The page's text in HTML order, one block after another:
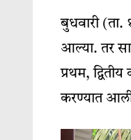
बुधवारी (ता.
आल्या. तर
प्रथम,
करण्यात